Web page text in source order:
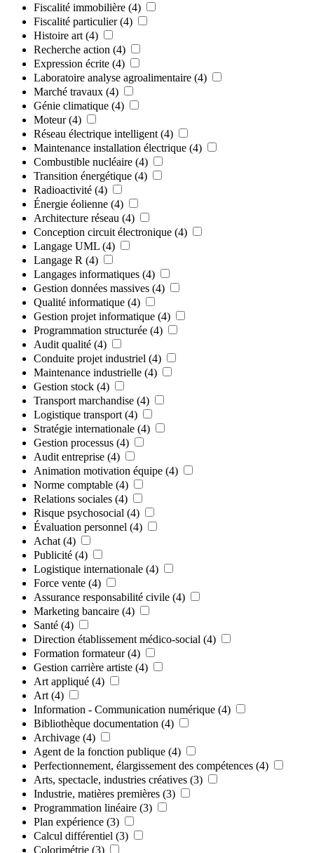
Fiscalité immobilière (4)
Fiscalité particulier (4)
Histoire art (4)
Recherche action (4)
Expression écrite (4)
Laboratoire analyse agroalimentaire (4)
Marché travaux (4)
Génie climatique (4)
Moteur (4)
Réseau électrique intelligent (4)
Maintenance installation électrique (4)
Combustible nucléaire (4)
Transition énergétique (4)
Radioactivité (4)
Énergie éolienne (4)
Architecture réseau (4)
Conception circuit électronique (4)
Langage UML (4)
Langage R (4)
Langages informatiques (4)
Gestion données massives (4)
Qualité informatique (4)
Gestion projet informatique (4)
Programmation structurée (4)
Audit qualité (4)
Conduite projet industriel (4)
Maintenance industrielle (4)
Gestion stock (4)
Transport marchandise (4)
Logistique transport (4)
Stratégie internationale (4)
Gestion processus (4)
Audit entreprise (4)
Animation motivation équipe (4)
Norme comptable (4)
Relations sociales (4)
Risque psychosocial (4)
Évaluation personnel (4)
Achat (4)
Publicité (4)
Logistique internationale (4)
Force vente (4)
Assurance responsabilité civile (4)
Marketing bancaire (4)
Santé (4)
Direction établissement médico-social (4)
Formation formateur (4)
Gestion carrière artiste (4)
Art appliqué (4)
Art (4)
Information - Communication numérique (4)
Bibliothèque documentation (4)
Archivage (4)
Agent de la fonction publique (4)
Perfectionnement, élargissement des compétences (4)
Arts, spectacle, industries créatives (3)
Industrie, matières premières (3)
Programmation linéaire (3)
Plan expérience (3)
Calcul différentiel (3)
Colorimétrie (3)